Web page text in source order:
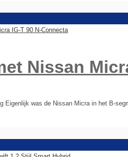
Nissan
Eigenlijk was de Nissan Micra in het B-